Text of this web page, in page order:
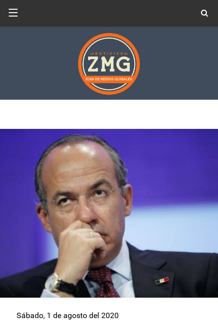
Sábado, 1 de agosto del 2020